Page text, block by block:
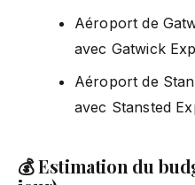
Aéroport de
avec Gatwick
Aéroport de
avec Stansted
💰 Estimation du